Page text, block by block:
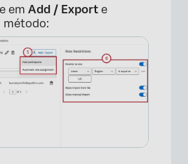
em Add / Export e
método: